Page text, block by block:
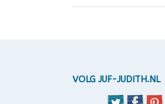
VOLG JUF-JUDITH.NL